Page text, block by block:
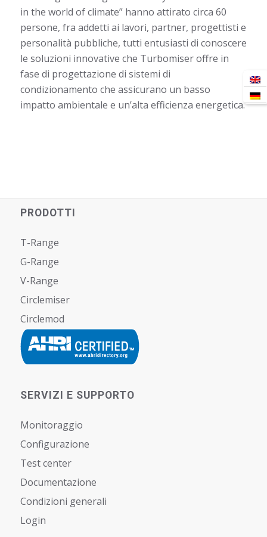
in the world of climate” hanno attirato circa 60
persone, fra addetti ai lavori, partner, progettisti e
personalità pubbliche, tutti entusiasti di conoscere
le soluzioni innovative che Turbomiser offre in
fase di progettazione di sistemi di
condizionamento che assicurano un basso
impatto ambientale e un’alta efficienza energetica.
PRODOTTI
T-Range
G-Range
V-Range
Circlemiser
Circlemod
SERVIZI E SUPPORTO
Monitoraggio
Configurazione
Test center
Documentazione
Condizioni generali
Login